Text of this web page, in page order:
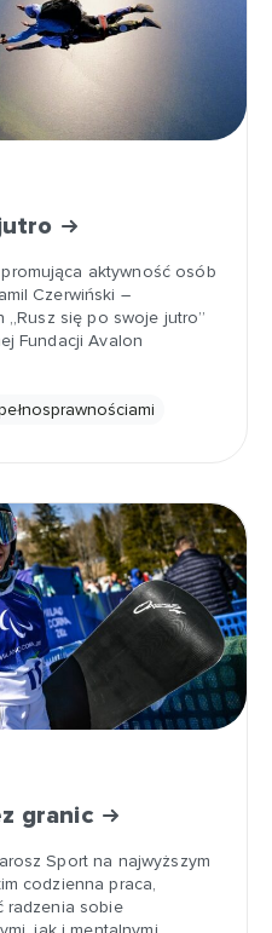
aktywność osób
Czerwiński –
„Rusz się po swoje jutro”
Fundacji Avalon
granic
Sport na najwyższym
codzienna praca,
radzenia sobie